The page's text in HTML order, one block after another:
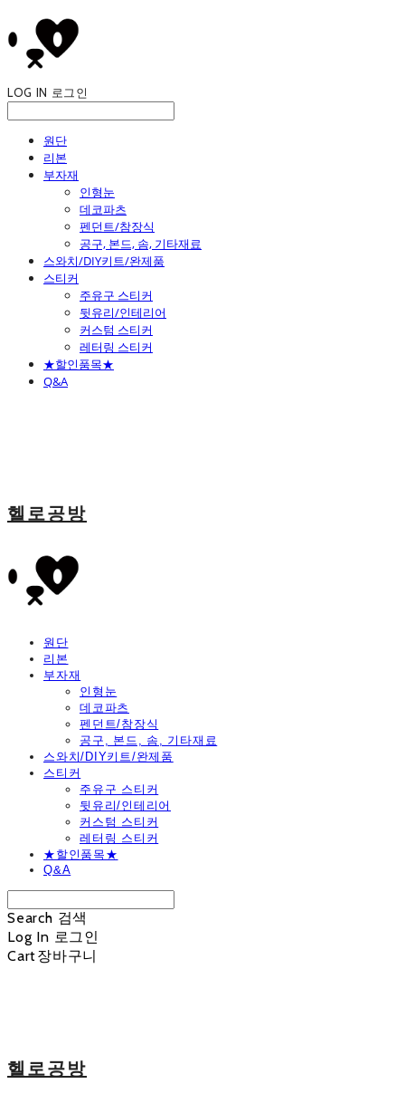
LOG IN 로그인
원단
리본
부자재
인형눈
데코파츠
펜던트/참장식
공구, 본드, 솜, 기타재료
스와치/DIY키트/완제품
스티커
주유구 스티커
뒷유리/인테리어
커스텀 스티커
레터링 스티커
★할인품목★
Q&A
헬로공방
원단
리본
부자재
인형눈
데코파츠
펜던트/참장식
공구, 본드, 솜, 기타재료
스와치/DIY키트/완제품
스티커
주유구 스티커
뒷유리/인테리어
커스텀 스티커
레터링 스티커
★할인품목★
Q&A
Search 검색
Log In 로그인
Cart장바구니
헬로공방